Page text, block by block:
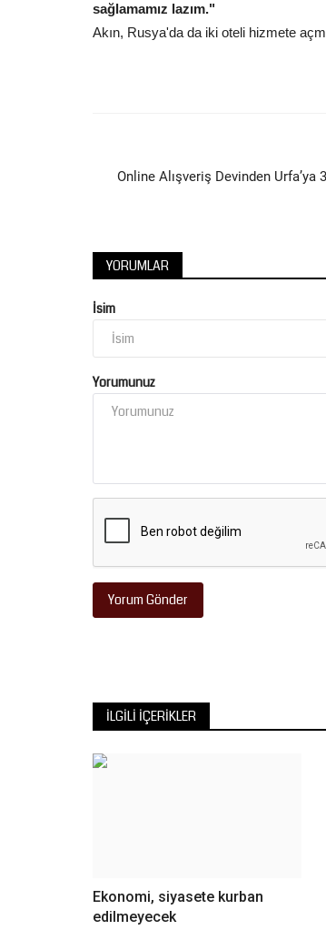
sağlamamız lazım."
Akın, Rusya'da da iki oteli hizmete
Online Alışveriş Devinden Urfa’ya
YORUMLAR
İsim
Yorumunuz
Yorum Gönder
İLGILI İÇERIKLER
Ekonomi, siyasete kurban
edilmeyecek
Dünya
Ankara'dan Peş Peşe
İran Geriliminin